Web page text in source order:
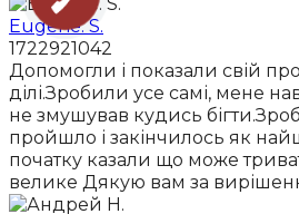
Eugene. S.
1722921042
Допомогли і показали свій
ділі.Зробили усе самі, мене
не змушував кудись
пройшло і закінчилось як
початку казали що може
велике Дякую вам за